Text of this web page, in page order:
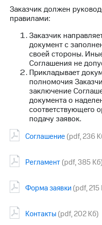
Порядок
выкупа
Дивиденды
Рынок
облигаций
Описание
Еврооблигации-
Уведомление
о
погашении
именных
облигаций
Другое
Регистратор
развитие
На главную
Заказчик должен
правилами:
Заказчик
документ с
своей стороны.
Соглашения не
Прикладывает
полномочия
заключение
документа о
соответствующего
подачу заявок.
Соглашение(pdf, 236
Регламент(pdf, 385 Кб)
Форма заявки(pdf, 215
Контакты(pdf, 202 Кб)